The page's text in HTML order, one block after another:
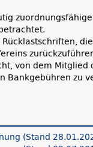
Rücklastschriften,
von dem
Bankgebühren zu
(Stand